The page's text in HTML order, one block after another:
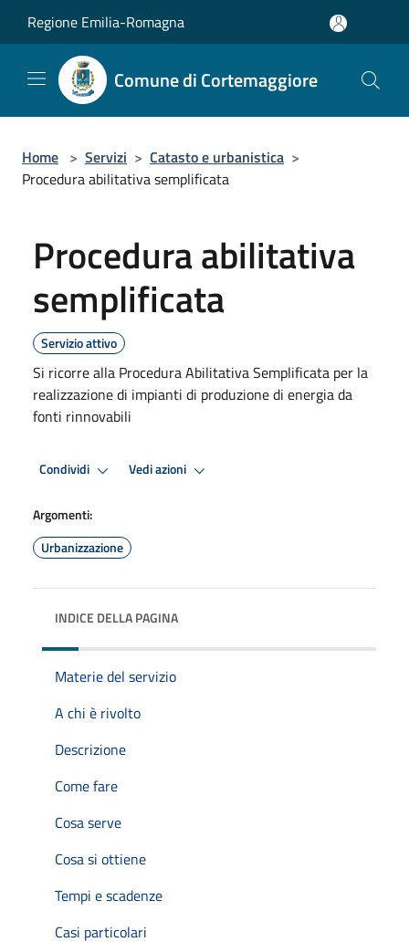
Regione Emilia-Romagna
Comune di Cortemaggiore
Home > Servizi > Catasto e urbanistica >
Procedura abilitativa semplificata
Procedura abilitativa
semplificata
Servizio attivo
Si ricorre alla Procedura Abilitativa Semplificata per la
realizzazione di impianti di produzione di energia da
fonti rinnovabili
Condividi Vedi azioni
Argomenti:
Urbanizzazione
INDICE DELLA PAGINA
Materie del servizio
A chi è rivolto
Descrizione
Come fare
Cosa serve
Cosa si ottiene
Tempi e scadenze
Casi particolari